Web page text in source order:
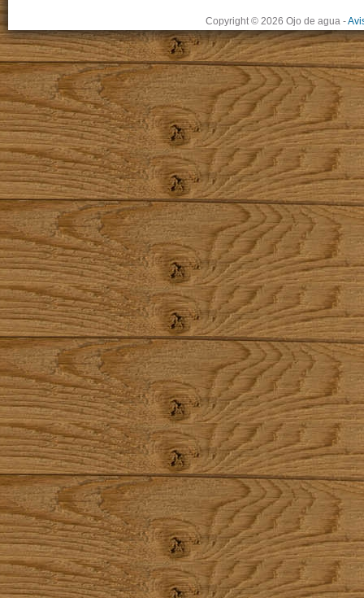
Copyright © 2026 Ojo de agua -